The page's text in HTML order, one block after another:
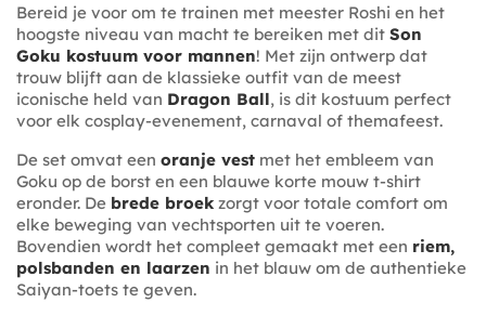
Bereid je voor om te trainen met meester Roshi en het
hoogste niveau van macht te bereiken met dit Son
Goku kostuum voor mannen! Met zijn ontwerp dat
trouw blijft aan de klassieke outfit van de meest
iconische held van Dragon Ball, is dit kostuum perfect
voor elk cosplay-evenement, carnaval of themafeest.
De set omvat een oranje vest met het embleem van
Goku op de borst en een blauwe korte mouw t-shirt
eronder. De brede broek zorgt voor totale comfort om
elke beweging van vechtsporten uit te voeren.
Bovendien wordt het compleet gemaakt met een riem,
polsbanden en laarzen in het blauw om de authentieke
Saiyan-toets te geven.